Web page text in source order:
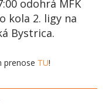
odohrá MFK
kola 2. ligy na
Bystrica.
prenose TU!